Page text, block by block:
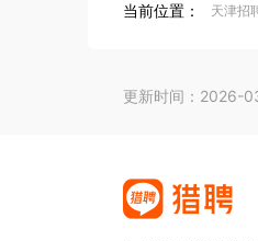
当前位置： 天津招
更新时间：2026-